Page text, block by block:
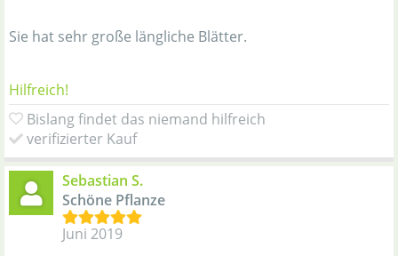
Sie hat sehr große längliche Blätter.
Hilfreich!
Bislang findet das niemand hilfreich
verifizierter Kauf
Sebastian S.
Schöne Pflanze
Juni 2019